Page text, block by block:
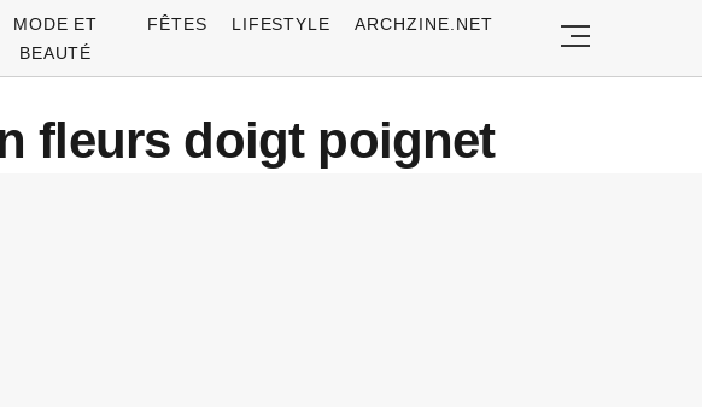
MODE ET
BEAUTÉ
FÊTES LIFESTYLE ARCHZINE.NET
fleurs doigt poignet